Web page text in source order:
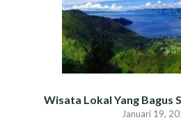
Wisata Lokal Yang Bagus
Januari 19,